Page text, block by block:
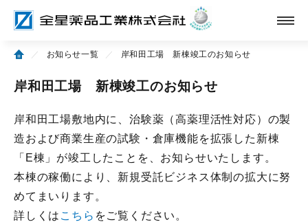
／ お知らせ一覧 ／ 岸和田工場 新棟竣工のお知らせ
岸和田工場 新棟竣工のお知らせ
岸和田工場敷地内に、治験薬（高薬理活性対応）の製
造および商業生産の試験・倉庫機能を拡張した新棟
「E棟」が竣工したことを、お知らせいたします。
本棟の稼働により、新規受託ビジネス体制の拡大に努
めてまいります。
詳しくは こちら をご覧ください。